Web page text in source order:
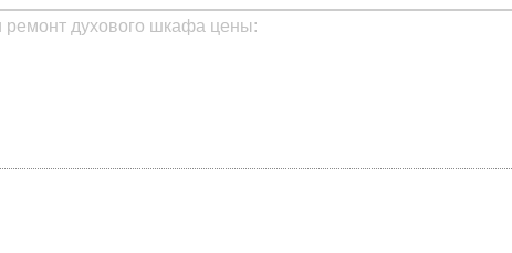
ремонт духового шкафа цены: